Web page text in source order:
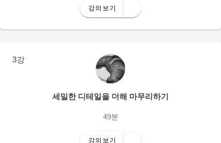
강의보기
3강
세밀한 디테일을 더해 마무리하기
49분
강의보기